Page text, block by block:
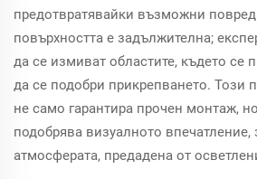
предотвратявайки възможни
повърхността е задължителна;
да се измиват областите, където се
да се подобри прикрепването. Този
не само гарантира прочен монтаж,
подобрява визуалното впечатление,
атмосферата, предадена от